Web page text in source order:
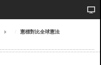
憲標對比全球憲法